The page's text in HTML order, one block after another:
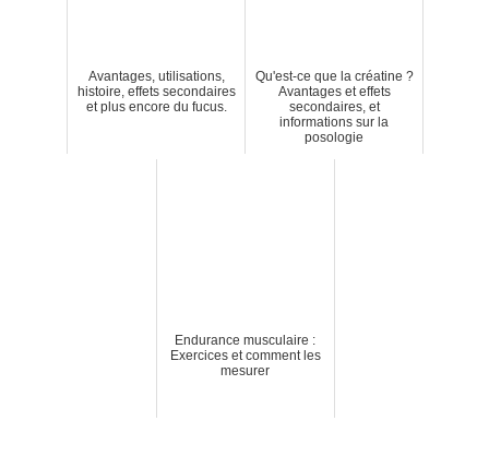
Avantages, utilisations,
histoire, effets secondaires
et plus encore du fucus.
Qu'est-ce que la créatine ?
Avantages et effets
secondaires, et
informations sur la
posologie
Endurance musculaire :
Exercices et comment les
mesurer